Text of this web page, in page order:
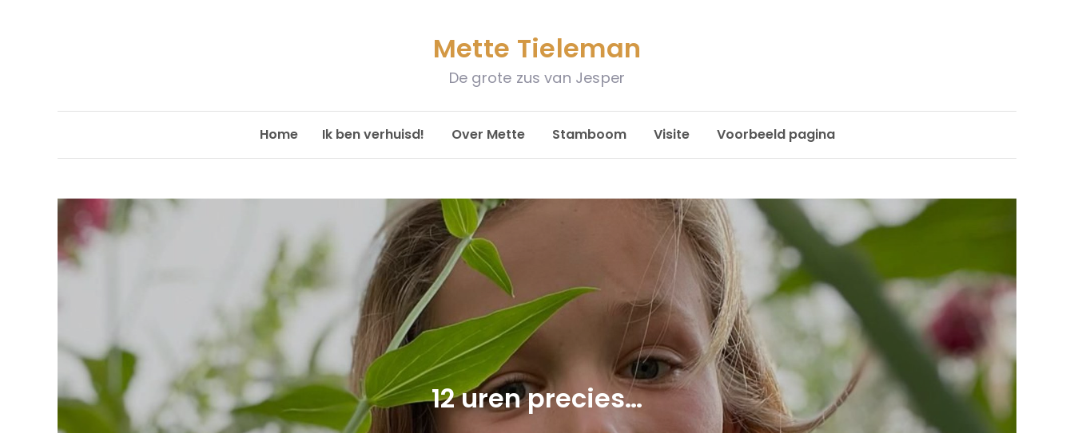
Mette Tieleman
De grote zus van Jesper
Home Ik ben verhuisd! Over Mette Stamboom Visite Voorbeeld pagina
12 uren precies…